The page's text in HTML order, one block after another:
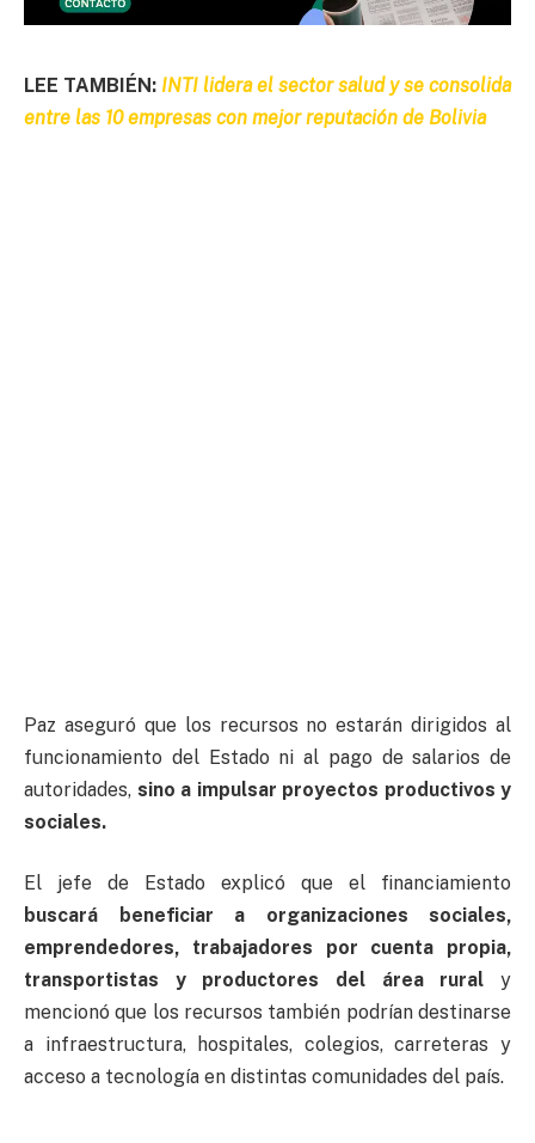
LEE TAMBIÉN: INTI lidera el sector salud y se consolida
entre las 10 empresas con mejor reputación de Bolivia
Paz aseguró que los recursos no estarán dirigidos al
funcionamiento del Estado ni al pago de salarios de
autoridades, sino a impulsar proyectos productivos y
sociales.
El jefe de Estado explicó que el financiamiento
buscará beneficiar a organizaciones sociales,
emprendedores, trabajadores por cuenta propia,
transportistas y productores del área rural y
mencionó que los recursos también podrían destinarse
a infraestructura, hospitales, colegios, carreteras y
acceso a tecnología en distintas comunidades del país.